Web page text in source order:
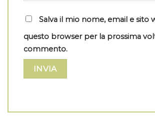
Salva il mio nome, email e sito
questo browser per la prossima
commento.